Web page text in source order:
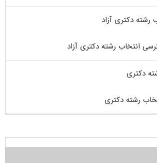
دکتری آزاد
انتخاب رشته دکتری آزاد
دکتری
رشته دکتری